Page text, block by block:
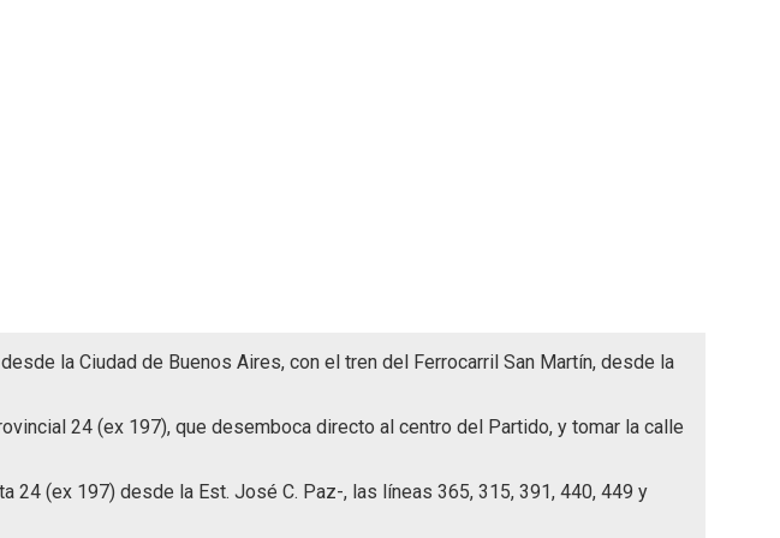
la Ciudad de Buenos Aires, con el tren del Ferrocarril San Martín, desde la
24 (ex 197), que desemboca directo al centro del Partido, y tomar la calle
24 (ex 197) desde la Est. José C. Paz-, las líneas 365, 315, 391, 440, 449 y